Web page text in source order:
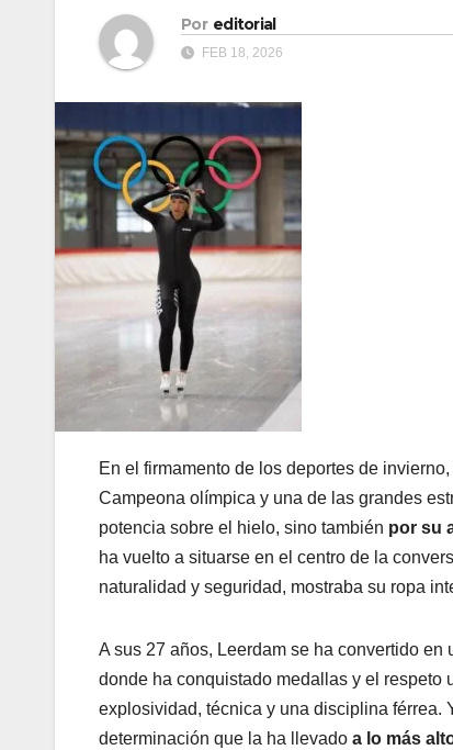
Por editorial
FEB 18, 2026
En el firmamento de los deportes de
Campeona olímpica y una de las grandes
potencia sobre el hielo, sino también por su
ha vuelto a situarse en el centro de la
naturalidad y seguridad, mostraba su ropa
A sus 27 años, Leerdam se ha convertido
donde ha conquistado medallas y el
explosividad, técnica y una disciplina férrea.
determinación que la ha llevado a lo más